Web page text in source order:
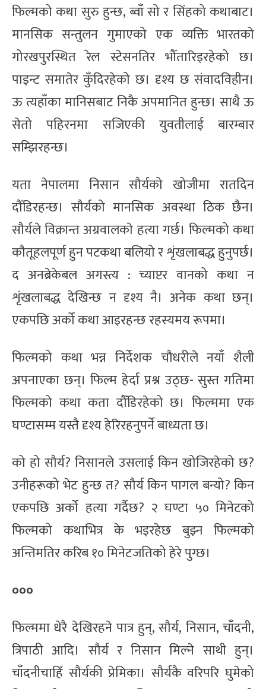
फिल्मको कथा सुरु हुन्छ, ब्वाँ सो र सिंहको कथाबाट।
मानसिक सन्तुलन गुमाएको एक व्यक्ति भारतको
गोरखपुरस्थित रेल स्टेसनतिर भौँतारिइरहेको छ।
पाइन्ट समातेर कुँदिरहेको छ। दृश्य छ संवादविहीन।
ऊ त्यहाँका मानिसबाट निकै अपमानित हुन्छ। साथै ऊ
सेतो पहिरनमा सजिएकी युवतीलाई बारम्बार
सम्झिरहन्छ।
यता नेपालमा निसान सौर्यको खोजीमा रातदिन
दौँडिरहन्छ। सौर्यको मानसिक अवस्था ठिक छैन।
सौर्यले विक्रान्त अग्रवालकाे हत्या गर्छ। फिल्मको कथा
कौतूहलपूर्ण हुन पटकथा बलियो र शृंखलाबद्ध हुनुपर्छ।
द अनब्रेकेबल अगस्त्य : च्याप्टर वानको कथा न
शृंखलाबद्ध देखिन्छ न दृश्य नै। अनेक कथा छन्।
एकपछि अर्को कथा आइरहन्छ रहस्यमय रूपमा।
फिल्मको कथा भन्न निर्देशक चौधरीले नयाँ शैली
अपनाएका छन्। फिल्म हेर्दा प्रश्न उठ्छ- सुस्त गतिमा
फिल्मको कथा कता दौँडिरहेको छ। फिल्ममा एक
घण्टासम्म यस्तै दृश्य हेरिरहनुपर्ने बाध्यता छ।
को हो सौर्य? निसानले उसलाई किन खोजिरहेको छ?
उनीहरूको भेट हुन्छ त? सौर्य किन पागल बन्यो? किन
एकपछि अर्को हत्या गर्दैछ? २ घण्टा ५० मिनेटको
फिल्मको कथाभित्र के भइरहेछ बुझ्न फिल्मको
अन्तिमतिर करिब १० मिनेटजतिको हेरे पुग्छ।
०००
फिल्ममा धेरै देखिरहने पात्र हुन्, सौर्य, निसान, चाँदनी,
त्रिपाठी आदि। सौर्य र निसान मिल्ने साथी हुन्।
चाँदनीचाहिँ सौर्यकी प्रेमिका। सौर्यकै वरिपरि घुमेको